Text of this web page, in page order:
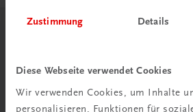
Zustimmung Details
Diese Webseite verwendet Cookies
Wir verwenden Cookies, um Inhalte
personalisieren, Funktionen für